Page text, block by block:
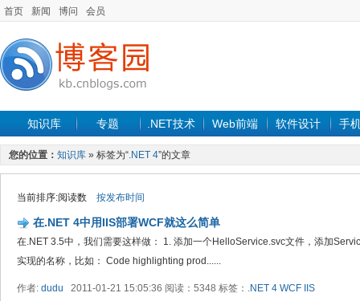
首页 新闻 博问 会员
知识库 专题 .NET技术 Web前端 软件设计 手
您的位置： 知识库 » 标签为“.NET 4”的文章
当前排序:阅读数 按发布时间
在.NET 4中用IIS部署WCF就这么简单
在.NET 3.5中，我们需要这样做： 1. 添加一个HelloService.svc文件，添加
实现的名称，比如： Code highlighting prod......
作者: dudu 2011-01-21 15:05:36 阅读：5348 标签： .NET 4 WCF IIS